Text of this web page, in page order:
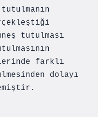
tutulması
farklı
dolayı